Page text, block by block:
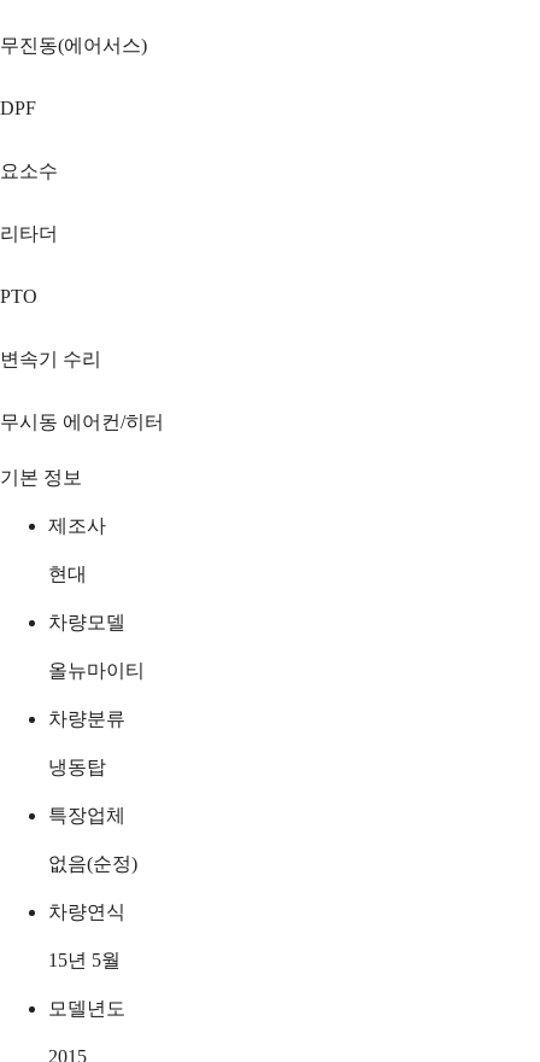
무진동(에어서스)
DPF
요소수
리타더
PTO
변속기 수리
무시동 에어컨/히터
기본 정보
제조사
현대
차량모델
올뉴마이티
차량분류
냉동탑
특장업체
없음(순정)
차량연식
15년 5월
모델년도
2015